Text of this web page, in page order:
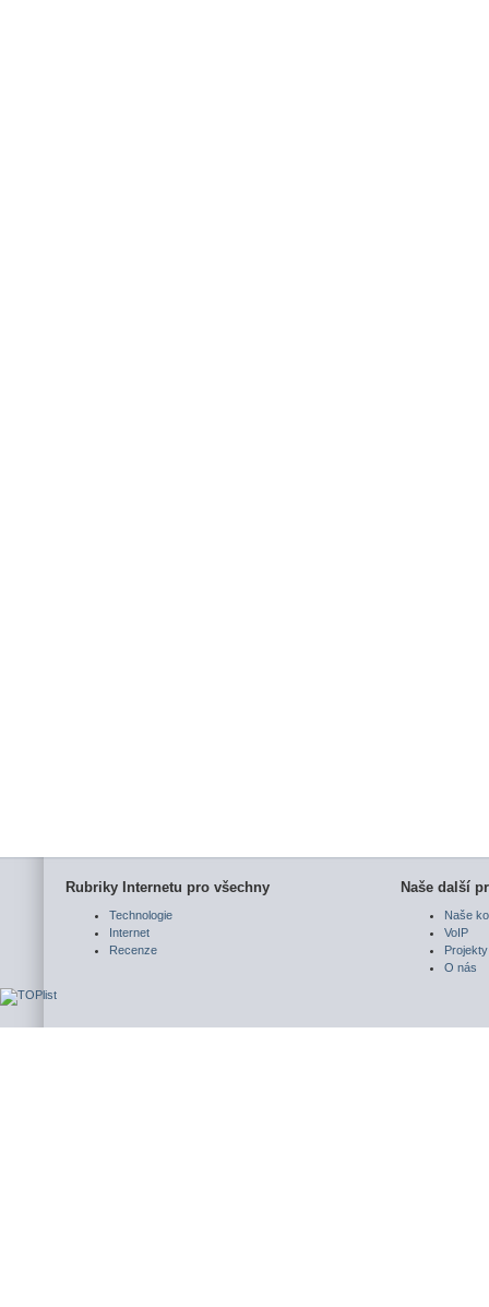
Rubriky Internetu pro všechny
Technologie
Internet
Recenze
Naše další
Naše
VoIP
Projekty
O nás